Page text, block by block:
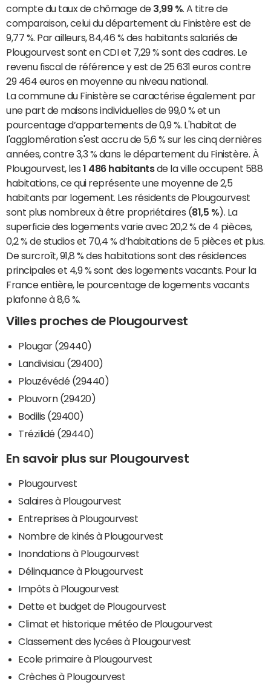
compte du taux de chômage de 3,99 % . A titre de
comparaison, celui du département du Finistère est de
9,77 %. Par ailleurs, 84,46 % des habitants salariés de
Plougourvest sont en CDI et 7,29 % sont des cadres. Le
revenu fiscal de référence y est de 25 631 euros contre
29 464 euros en moyenne au niveau national.
La commune du Finistère se caractérise également par
une part de maisons individuelles de 99,0 % et un
pourcentage d’appartements de 0,9 %. L'habitat de
l'agglomération s'est accru de 5,6 % sur les cinq dernières
années, contre 3,3 % dans le département du Finistère. À
Plougourvest, les1 486 habitantsde la ville occupent 588
habitations, ce qui représente une moyenne de 2,5
habitants par logement. Les résidents de Plougourvest
sont plus nombreux à être propriétaires (81,5 %). La
superficie des logements varie avec 20,2 % de 4 pièces,
0,2 % de studios et 70,4 % d’habitations de 5 pièces et plus.
De surcroît, 91,8 % des habitations sont des résidences
principales et 4,9 % sont des logements vacants. Pour la
France entière, le pourcentage de logements vacants
plafonne à 8,6 %.
Villes proches de Plougourvest
Plougar (29440)
Landivisiau (29400)
Plouzévédé (29440)
Plouvorn (29420)
Bodilis (29400)
Trézilidé (29440)
En savoir plus sur Plougourvest
Plougourvest
Salaires à Plougourvest
Entreprises à Plougourvest
Nombre de kinés à Plougourvest
Inondations à Plougourvest
Délinquance à Plougourvest
Impôts à Plougourvest
Dette et budget de Plougourvest
Climat et historique météo de Plougourvest
Classement des lycées à Plougourvest
Ecole primaire à Plougourvest
Crèches à Plougourvest